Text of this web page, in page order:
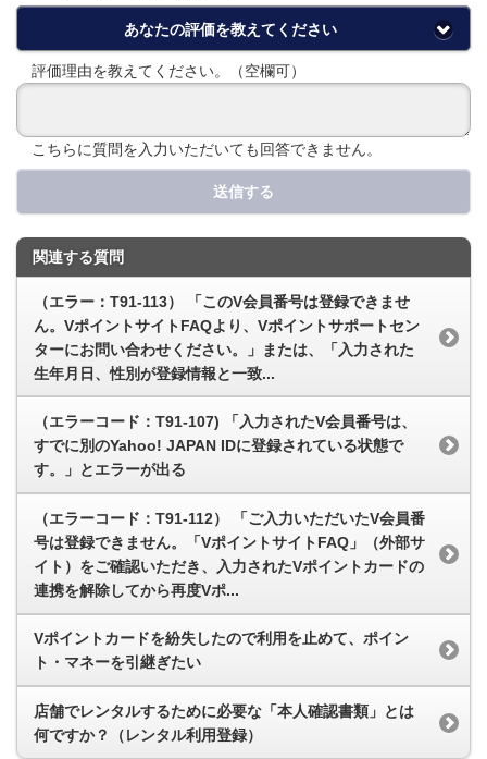
あなたの評価を教えてください
評価理由を教えてください。（空欄可）
こちらに質問を入力いただいても回答できません。
送信する
関連する質問
（エラー：T91-113） 「このV会員番号は登録できませ
ん。VポイントサイトFAQより、Vポイントサポートセン
ターにお問い合わせください。」または、「入力された
生年月日、性別が登録情報と一致...
（エラーコード：T91-107) 「入力されたV会員番号は、
すでに別のYahoo! JAPAN IDに登録されている状態で
す。」とエラーが出る
（エラーコード：T91-112） 「ご入力いただいたV会員番
号は登録できません。「VポイントサイトFAQ」（外部サ
イト）をご確認いただき、入力されたVポイントカードの
連携を解除してから再度Vポ...
Vポイントカードを紛失したので利用を止めて、ポイン
ト・マネーを引継ぎたい
店舗でレンタルするために必要な「本人確認書類」とは
何ですか？（レンタル利用登録）